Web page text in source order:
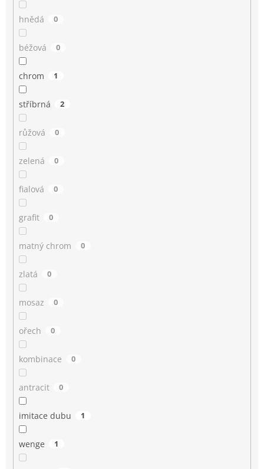
hnědá 0
béžová 0
chrom 1
stříbrná 2
růžová 0
zelená 0
fialová 0
grafit 0
matný chrom 0
zlatá 0
mosaz 0
ořech 0
kombinace 0
antracit 0
imitace dubu 1
wenge 1